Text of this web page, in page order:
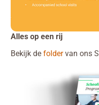
Alles op een rij
Bekijk defoldervan ons